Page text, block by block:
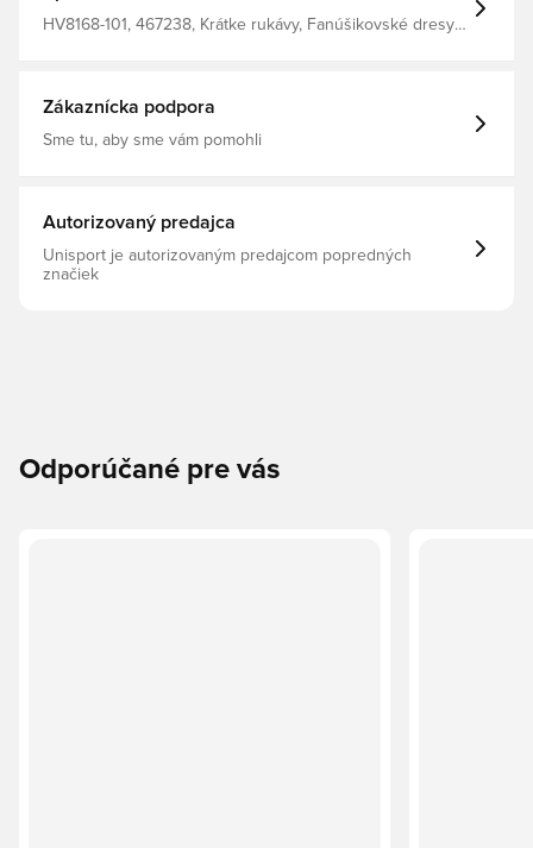
HV8168-101, 467238, Krátke rukávy, Fanúšikovské dresy,
Zákaznícka podpora
Sme tu, aby sme vám pomohli
Autorizovaný predajca
Unisport je autorizovaným predajcom popredných
značiek
Odporúčané pre vás